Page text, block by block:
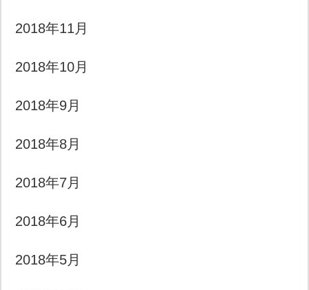
2018年11月
2018年10月
2018年9月
2018年8月
2018年7月
2018年6月
2018年5月